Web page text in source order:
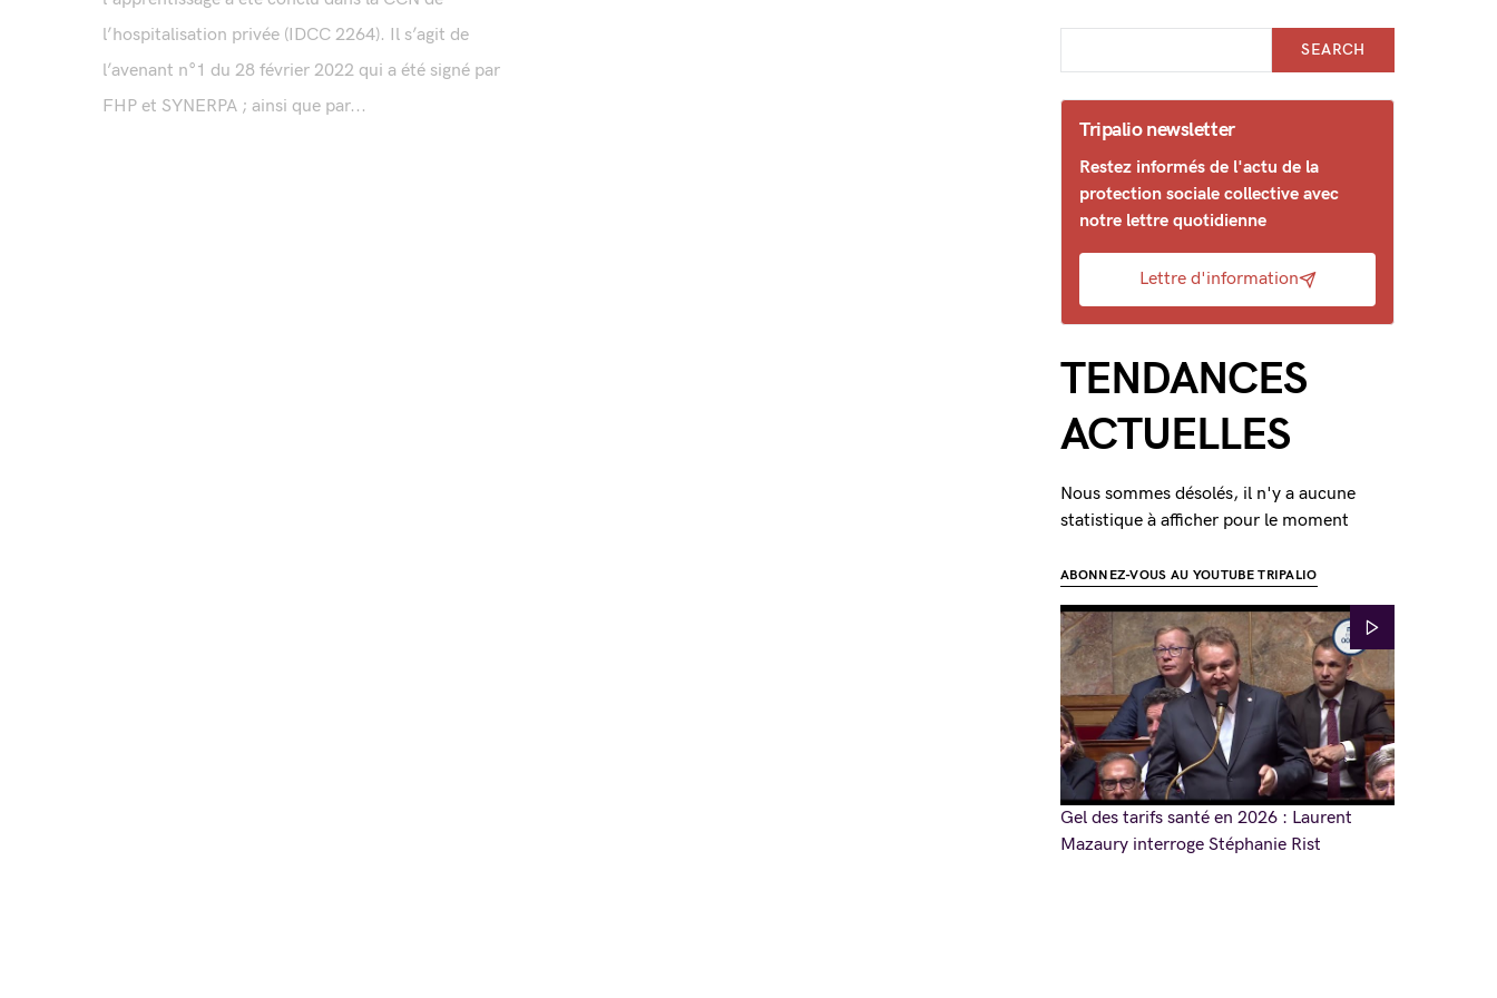
l’hospitalisation privée (IDCC 2264). Il s’agit de
l’avenant n°1 du 28 février 2022 qui a été signé par
FHP et SYNERPA ; ainsi que par...
SEARCH
Tripalio newsletter
Restez informés de l'actu de la
protection sociale collective avec
notre lettre quotidienne
Lettre d'information
TENDANCES
ACTUELLES
Nous sommes désolés, il n'y a aucune
statistique à afficher pour le moment
ABONNEZ-VOUS AU YOUTUBE TRIPALIO
Gel des tarifs santé en 2026 : Laurent
Mazaury interroge Stéphanie Rist